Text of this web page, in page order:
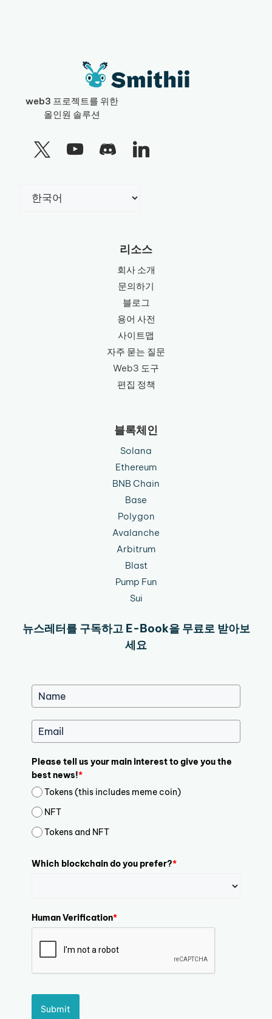
web3 프로젝트를 위한
올인원 솔루션
Choose
리소스
회사 소개
문의하기
블로그
용어 사전
사이트맵
자주 묻는 질문
Web3 도구
편집 정책
블록체인
Solana
Ethereum
BNB Chain
Base
Polygon
Avalanche
Arbitrum
Blast
Pump Fun
Sui
뉴스레터를 구독하고 E-Book을 무료로 받아보
세요
Please tell us your main interest to give you the
best news!*
Tokens (this includes meme coin)
NFT
Tokens and NFT
Which blockchain do you prefer?*
Human Verification*
Submit